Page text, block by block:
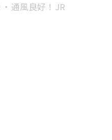
通風良好！JR